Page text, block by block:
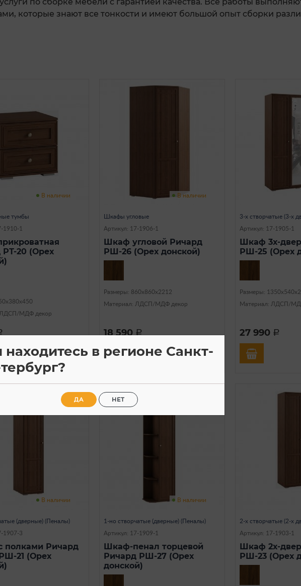
которые знают все тонкости и имеют большой опыт сборки
В наличии
тумбы
1910-1
РТ-20 (Орех
ЛДСП/МДФ декор
В наличии
Шкафы угловые
Артикул: 17-1906-1
Шкаф угловой Ричард
РШ-26 (Орех донской)
Размеры: 860х860х2212
Материал: ЛДСП/МДФ декор
18 590a
3-х створчатые (3-х
Артикул: 17-1905-1
Шкаф 3х-
РШ-25 (Орех
Размеры:
Материал: ЛДСП/
27 990 a
В наличии
(дверные) (Пеналы)
1907-3
полками Ричард
21 (Орех
В наличии
1-но створчатые (дверные) (Пеналы)
Артикул: 17-1909-1
Шкаф-пенал торцевой
Ричард РШ-27 (Орех
донской)
2-х створчатые (2-х
Артикул: 17-1903-1
Шкаф 2х-
РШ-23 (Орех
находитесь в регионе Санкт-
ДА НЕТ